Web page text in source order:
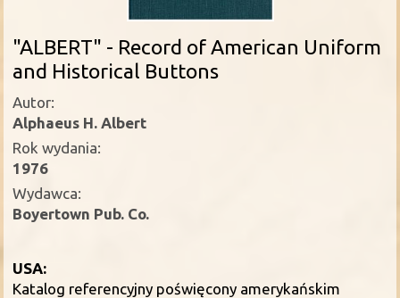
"ALBERT" - Record of American Uniform
and Historical Buttons
Autor:
Alphaeus H. Albert
Rok wydania:
1976
Wydawca:
Boyertown Pub. Co.
USA:
Katalog referencyjny poświęcony amerykańskim